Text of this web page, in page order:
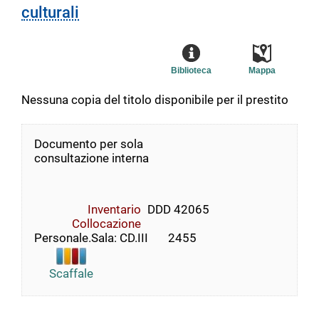
culturali
Mappa
Biblioteca
Nessuna copia del titolo disponibile per il prestito
Documento per sola
consultazione interna
Inventario DDD 42065
Collocazione
Personale.Sala: CD.III       2455
Scaffale